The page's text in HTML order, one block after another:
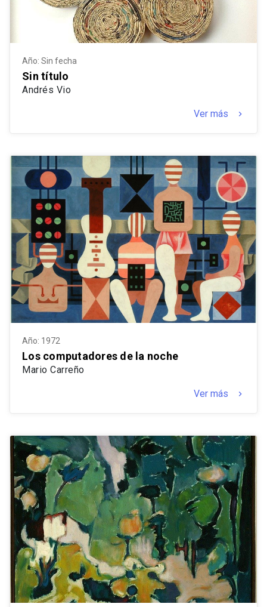
Año: Sin fecha
Sin título
Andrés Vio
Ver más keyboard_arrow_right
Año: 1972
Los computadores de la noche
Mario Carreño
Ver más keyboard_arrow_right